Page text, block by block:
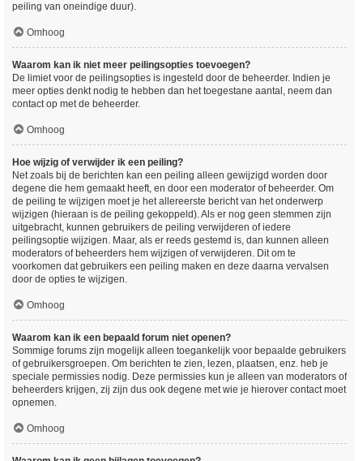
peiling van oneindige duur).
Omhoog
Waarom kan ik niet meer peilingsopties toevoegen?
De limiet voor de peilingsopties is ingesteld door de beheerder. Indien je
meer opties denkt nodig te hebben dan het toegestane aantal, neem dan
contact op met de beheerder.
Omhoog
Hoe wijzig of verwijder ik een peiling?
Net zoals bij de berichten kan een peiling alleen gewijzigd worden door
degene die hem gemaakt heeft, en door een moderator of beheerder. Om
de peiling te wijzigen moet je het allereerste bericht van het onderwerp
wijzigen (hieraan is de peiling gekoppeld). Als er nog geen stemmen zijn
uitgebracht, kunnen gebruikers de peiling verwijderen of iedere
peilingsoptie wijzigen. Maar, als er reeds gestemd is, dan kunnen alleen
moderators of beheerders hem wijzigen of verwijderen. Dit om te
voorkomen dat gebruikers een peiling maken en deze daarna vervalsen
door de opties te wijzigen.
Omhoog
Waarom kan ik een bepaald forum niet openen?
Sommige forums zijn mogelijk alleen toegankelijk voor bepaalde gebruikers
of gebruikersgroepen. Om berichten te zien, lezen, plaatsen, enz. heb je
speciale permissies nodig. Deze permissies kun je alleen van moderators of
beheerders krijgen, zij zijn dus ook degene met wie je hierover contact moet
opnemen.
Omhoog